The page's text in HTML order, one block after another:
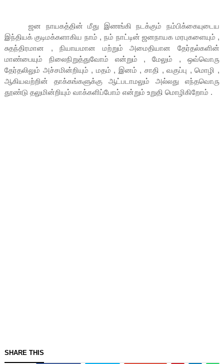
ஜன நாயகத்தின் மீது இணங்கி நடக்கும் நம்பிக்கையுடைய
இந்தியக் குடிமக்களாகிய நாம் , நம் நாட்டின் ஜனநாயக மரபுகளையும் ,
சுதந்திரமான , நியாயமான மற்றும் அமைதியான தேர்தல்களின்
மாண்பையும் நிலைநிறுத்துவோம் என்றும் , மேலும் , ஒவ்வொரு
தேர்தலிலும் அச்சமின்றியும் , மதம் , இனம் , சாதி , வகுப்பு , மொழி ,
ஆகியவற்றின் தாக்கங்களுக்கு ஆட்படாமலும் அல்லது எந்தவொரு
தூண்டு தலுமின்றியும் வாக்களிப்போம் என்றும் உறுதி மொழிகிறோம் .
SHARE THIS